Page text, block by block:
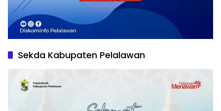
Sekda Kabupaten Pelalawan